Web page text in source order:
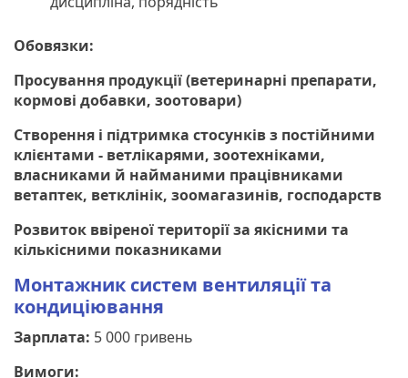
Обовязки:
Просування продукції (ветеринарні препарати,
кормові добавки, зоотовари)
Створення і підтримка стосунків з постійними
клієнтами - ветлікарями, зоотехніками,
власниками й найманими працівниками
ветаптек, ветклінік, зоомагазинів, господарств
Розвиток ввіреної території за якісними та
кількісними показниками
Монтажник систем вентиляції та
кондиціювання
Зарплата: 5 000 гривень
Вимоги: